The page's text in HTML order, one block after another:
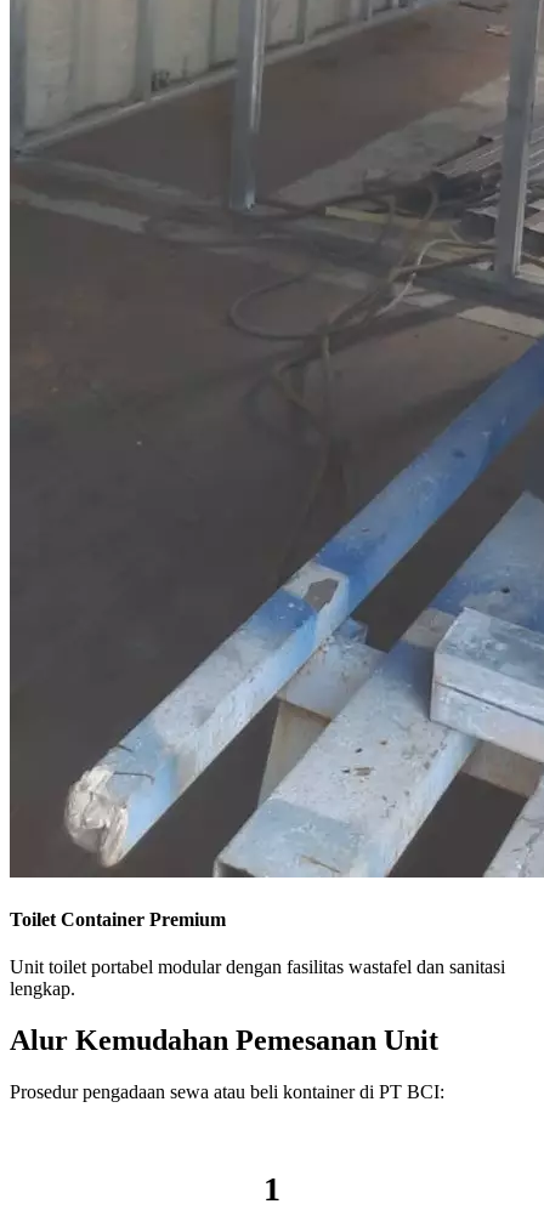
Toilet Container Premium
Unit toilet portabel modular dengan fasilitas wastafel dan sanitasi
lengkap.
Alur Kemudahan Pemesanan Unit
Prosedur pengadaan sewa atau beli kontainer di PT BCI:
1